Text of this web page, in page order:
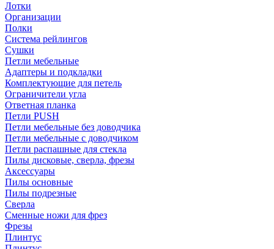
Лотки
Организации
Полки
Система рейлингов
Сушки
Петли мебельные
Адаптеры и подкладки
Комплектующие для петель
Ограничители угла
Ответная планка
Петли PUSH
Петли мебельные без доводчика
Петли мебельные с доводчиком
Петли распашные для стекла
Пилы дисковые, сверла, фрезы
Аксессуары
Пилы основные
Пилы подрезные
Сверла
Сменные ножи для фрез
Фрезы
Плинтус